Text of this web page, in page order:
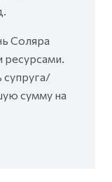
Соляра
ресурсами.
сумму на